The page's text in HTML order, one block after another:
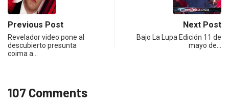
Previous Post
Revelador video pone al
descubierto presunta
coima a…
Next Post
Bajo La Lupa Edición 11 de
mayo de…
107 Comments